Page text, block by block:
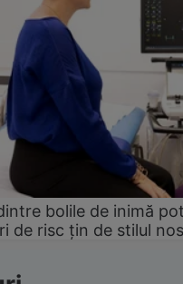
bolile de inimă
de risc țin de stilul